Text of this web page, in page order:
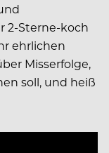
2-Sterne-koch
ehrlichen
Misserfolge,
soll, und heiß